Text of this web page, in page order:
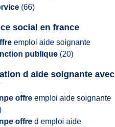
(66)
social en france
emploi aide soignante
publique (20)
d aide soignante avec l
offre emploi aide soignante
offre d emploi aide